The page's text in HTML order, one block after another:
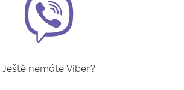
Ještě nemáte Viber?